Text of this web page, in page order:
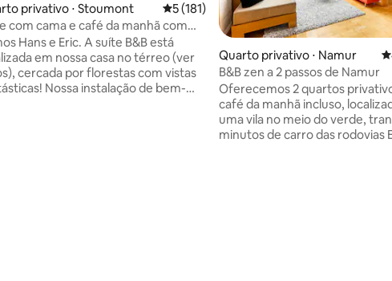
média de 5, 28 avaliações
privativo ⋅ Stoumont 5 de uma avaliação média de 5, 181
5 (181)
com cama e café da manhã com
apenas para 2 adultos
Hans e Eric. A suíte B&B está
em nossa casa no térreo (ver
cercada por florestas com vistas
Nossa instalação de bem-
Quarto privativo ⋅ Namur
B&B zen a 2 passos de Namur
Oferecemos 2 quartos
café da manhã incluso,
uma vila no meio do verde,
minutos de carro das rodovias